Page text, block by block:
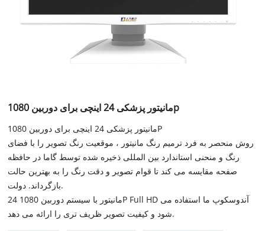
مانیتور پزشکی 24 اینچی برای دوربین 1080p
مانیتور پزشکی 24 اینچی برای دوربین 1080P
روش منحصر به فرد ترمیم رنگ مانیتور ، موقعیت رنگ تصویر را با فضای
رنگ و منحنی استاندارد بین المللی ذخیره شده توسط گاما در حافظه
صفحه مقایسه می کند تا قوام تصویر و دقت رنگ را به بهترین حالت
بازگرداند. دولت.
24 مانیتور با سیستم دوربین 1080P Full HD آندوسکوپ ما استفاده می
شود و کیفیت تصویر ظریف تری را ارائه می دهد.